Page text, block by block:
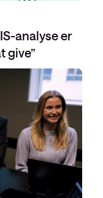
analyse er
give”